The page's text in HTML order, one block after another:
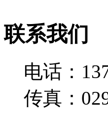
联系我们
电话：
传真：